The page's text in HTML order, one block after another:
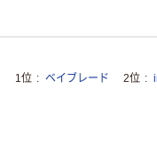
1位 ベイブレード 2位